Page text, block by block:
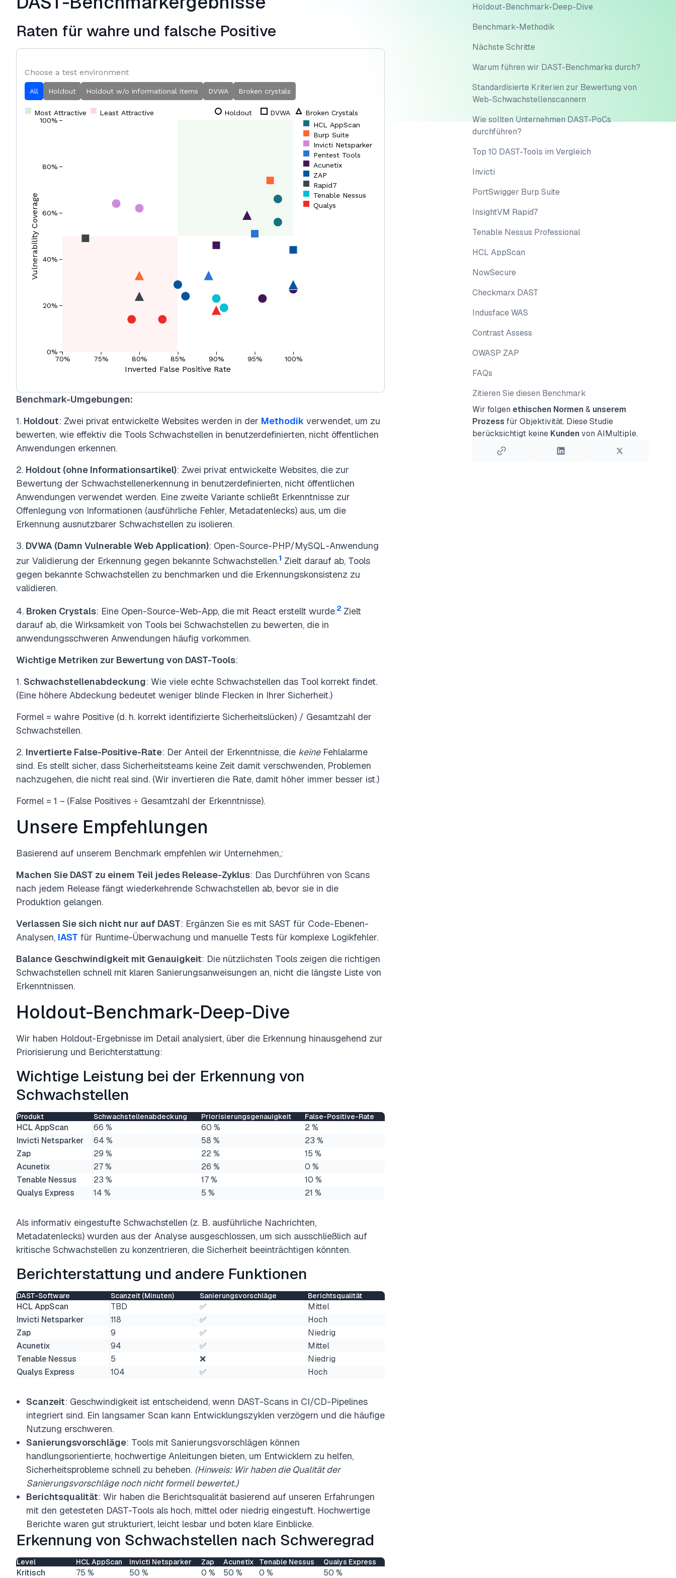
Raten für wahre und falsche Positive
Benchmark-Umgebungen:
1. Holdout: Zwei privat entwickelte Websites werden in der Methodik verwendet, um zu
bewerten, wie effektiv die Tools Schwachstellen in benutzerdefinierten, nicht öffentlichen
Anwendungen erkennen.
2. Holdout (ohne Informationsartikel): Zwei privat entwickelte Websites, die zur
Bewertung der Schwachstellenerkennung in benutzerdefinierten, nicht öffentlichen
Anwendungen verwendet werden. Eine zweite Variante schließt Erkenntnisse zur
Offenlegung von Informationen (ausführliche Fehler, Metadatenlecks) aus, um die
Erkennung ausnutzbarer Schwachstellen zu isolieren.
3. DVWA (Damn Vulnerable Web Application): Open-Source-PHP/MySQL-Anwendung
zur Validierung der Erkennung gegen bekannte Schwachstellen.1 Zielt darauf ab, Tools
gegen bekannte Schwachstellen zu benchmarken und die Erkennungskonsistenz zu
validieren.
4. Broken Crystals: Eine Open-Source-Web-App, die mit React erstellt wurde.2 Zielt
darauf ab, die Wirksamkeit von Tools bei Schwachstellen zu bewerten, die in
anwendungsschweren Anwendungen häufig vorkommen.
Wichtige Metriken zur Bewertung von DAST-Tools:
1. Schwachstellenabdeckung: Wie viele echte Schwachstellen das Tool korrekt findet.
(Eine höhere Abdeckung bedeutet weniger blinde Flecken in Ihrer Sicherheit.)
Formel = wahre Positive (d. h. korrekt identifizierte Sicherheitslücken) / Gesamtzahl der
Schwachstellen.
2. Invertierte False-Positive-Rate: Der Anteil der Erkenntnisse, die keineFehlalarme
sind. Es stellt sicher, dass Sicherheitsteams keine Zeit damit verschwenden, Problemen
nachzugehen, die nicht real sind. (Wir invertieren die Rate, damit höher immer besser ist.)
Formel = 1 − (False Positives ÷ Gesamtzahl der Erkenntnisse).
Unsere Empfehlungen
Basierend auf unserem Benchmark empfehlen wir Unternehmen,:
Machen Sie DAST zu einem Teil jedes Release-Zyklus: Das Durchführen von Scans
nach jedem Release fängt wiederkehrende Schwachstellen ab, bevor sie in die
Produktion gelangen.
Verlassen Sie sich nicht nur auf DAST: Ergänzen Sie es mit SAST für Code-Ebenen-
Analysen, IAST für Runtime-Überwachung und manuelle Tests für komplexe Logikfehler.
Balance Geschwindigkeit mit Genauigkeit: Die nützlichsten Tools zeigen die richtigen
Schwachstellen schnell mit klaren Sanierungsanweisungen an, nicht die längste Liste von
Erkenntnissen.
Holdout-Benchmark-Deep-Dive
Wir haben Holdout-Ergebnisse im Detail analysiert, über die Erkennung hinausgehend zur
Priorisierung und Berichterstattung:
Wichtige Leistung bei der Erkennung von
Schwachstellen
Produkt Schwachstellenabdeckung Priorisierungsgenauigkeit False-Positive-Rate
HCL AppScan 66 % 60 %
2 %
Invicti Netsparker
64 % 58 %
23 %
Zap
29 % 22 %
15 %
Acunetix
27 % 26 %
0 %
Tenable Nessus
23 % 17 %
10 %
Qualys Express
14 % 5 % 21 %
Als informativ eingestufte Schwachstellen (z. B. ausführliche Nachrichten,
Metadatenlecks) wurden aus der Analyse ausgeschlossen, um sich ausschließlich auf
kritische Schwachstellen zu konzentrieren, die Sicherheit beeinträchtigen könnten.
Berichterstattung und andere Funktionen
DAST-Software Scanzeit (Minuten) Sanierungsvorschläge Berichtsqualität
HCL AppScan TBD ✅
Mittel
Invicti Netsparker
118 ✅
Hoch
Zap
9 ✅
Niedrig
Acunetix
94 ✅
Mittel
Tenable Nessus
5 ❌
Niedrig
Qualys Express
104 ✅ Hoch
Scanzeit: Geschwindigkeit ist entscheidend, wenn DAST-Scans in CI/CD-Pipelines
integriert sind. Ein langsamer Scan kann Entwicklungszyklen verzögern und die häufige
Nutzung erschweren.
Sanierungsvorschläge: Tools mit Sanierungsvorschlägen können
handlungsorientierte, hochwertige Anleitungen bieten, um Entwicklern zu helfen,
Sicherheitsprobleme schnell zu beheben. (Hinweis: Wir haben die Qualität der
Sanierungsvorschläge noch nicht formell bewertet.)
Berichtsqualität: Wir haben die Berichtsqualität basierend auf unseren Erfahrungen
mit den getesteten DAST-Tools als hoch, mittel oder niedrig eingestuft. Hochwertige
Berichte waren gut strukturiert, leicht lesbar und boten klare Einblicke.
Erkennung von Schwachstellen nach Schweregrad
Level HCL AppScan Invicti Netsparker Zap Acunetix Tenable Nessus Qualys Express
Kritisch 75 % 50 % 0 % 50 % 0 % 50 %
Holdout-Benchmark-Deep-Dive
Benchmark-Methodik
Nächste Schritte
Warum führen wir DAST-Benchmarks durch?
Standardisierte Kriterien zur Bewertung von
Web-Schwachstellenscannern
Wie sollten Unternehmen DAST-PoCs
durchführen?
Top 10 DAST-Tools im Vergleich
Invicti
PortSwigger Burp Suite
InsightVM Rapid7
Tenable Nessus Professional
HCL AppScan
NowSecure
Checkmarx DAST
Indusface WAS
Contrast Assess
OWASP ZAP
FAQs
Zitieren Sie diesen Benchmark
Wir folgen ethischen Normen& unserem
Prozess für Objektivität. Diese Studie
berücksichtigt keine Kundenvon AIMultiple.